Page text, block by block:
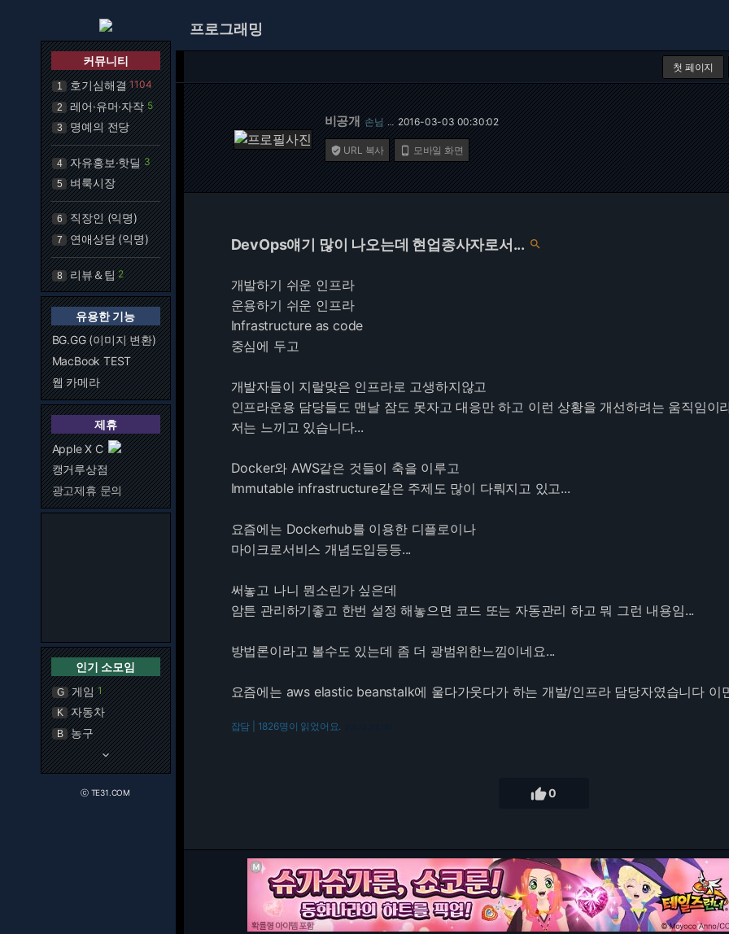
커뮤니티
1 호기심해결 1104
2 레어·유머·자작 5
3 명예의 전당
4 자유홍보·핫딜 3
5 벼룩시장
6 직장인 (익명)
7 연애상담 (익명)
8 리뷰＆팁 2
유용한 기능
BG.GG (이미지 변환)
MacBook TEST
웹 카메라
제휴
Apple X C
캥거루상점
광고제휴 문의
인기 소모임
G 게임 1
K 자동차
B 농구
keyboard_arrow_down
ⓒ TE31.COM
프로그래밍
첫 페이지
비공개 손님 … 2016-03-03 00:30:02
 URL 복사  모바일 화면
DevOps얘기 많이 나오는데 현업종사자로서... 
개발하기 쉬운 인프라
운용하기 쉬운 인프라
Infrastructure as code
중심에 두고
개발자들이 지랄맞은 인프라로 고생하지않고
인프라운용 담당들도 맨날 잠도 못자고 대응만 하고 이런 상황을 개선하려는 움직임이
저는 느끼고 있습니다...
Docker와 AWS같은 것들이 축을 이루고
Immutable infrastructure같은 주제도 많이 다뤄지고 있고...
요즘에는 Dockerhub를 이용한 디플로이나
마이크로서비스 개념도입등등...
써놓고 나니 뭔소린가 싶은데
암튼 관리하기좋고 한번 설정 해놓으면 코드 또는 자동관리 하고 뭐 그런 내용임...
방법론이라고 볼수도 있는데 좀 더 광범위한느낌이네요...
요즘에는 aws elastic beanstalk에 울다가웃다가 하는 개발/인프라 담당자였습니다 이
잡담 | 1826명이 읽었어요.
0